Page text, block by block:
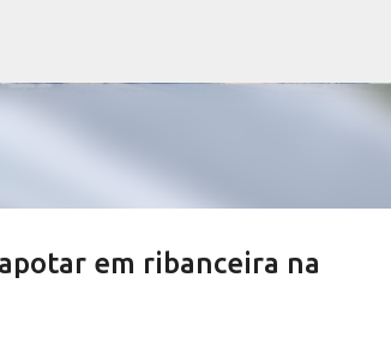
em ribanceira na